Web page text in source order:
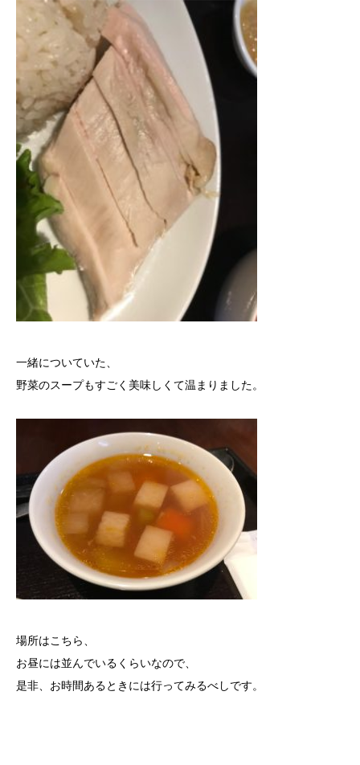
一緒についていた、
野菜のスープもすごく美味しくて温まりました。
場所はこちら、
お昼には並んでいるくらいなので、
是非、お時間あるときには行ってみるべしです。